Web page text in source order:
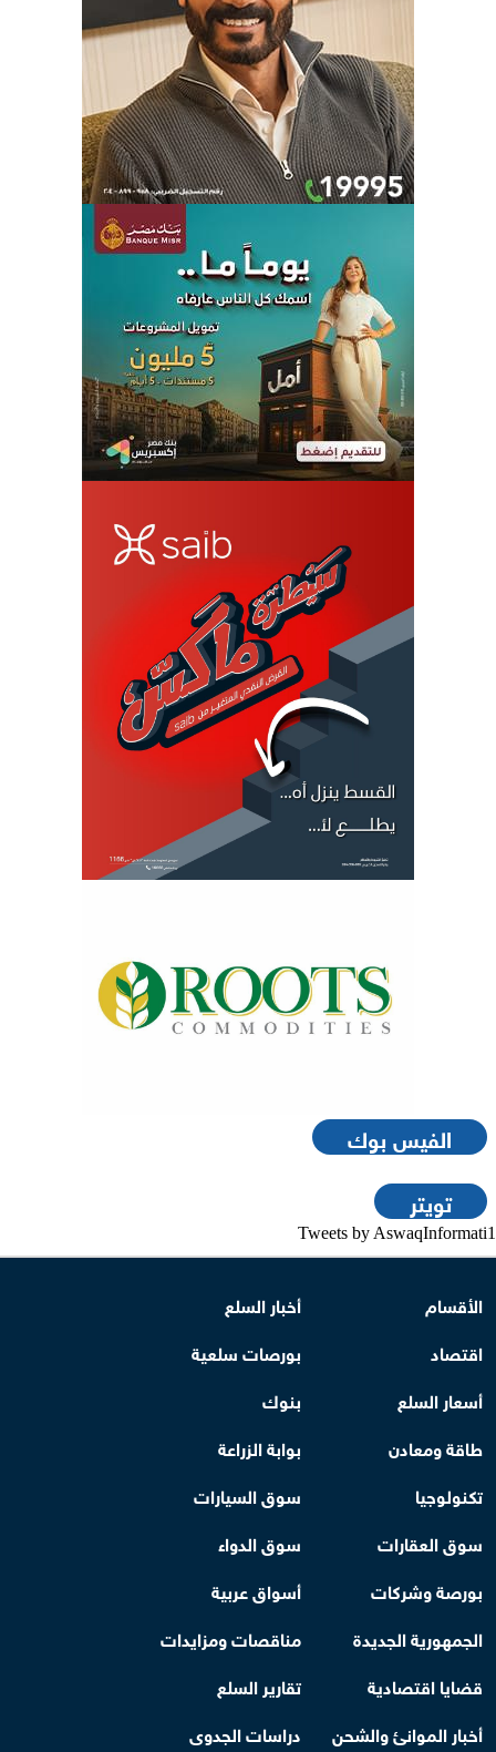
الفيس بوك
تويتر
Tweets by AswaqInformati1
الأقسام
أخبار السلع
اقتصاد
بورصات سلعية
أسعار السلع
بنوك
طاقة ومعادن
بوابة الزراعة
تكنولوجيا
سوق السيارات
سوق العقارات
سوق الدواء
بورصة وشركات
أسواق عربية
الجمهورية الجديدة
مناقصات ومزايدات
قضايا اقتصادية
تقارير السلع
أخبار الموانئ والشحن
دراسات الجدوى